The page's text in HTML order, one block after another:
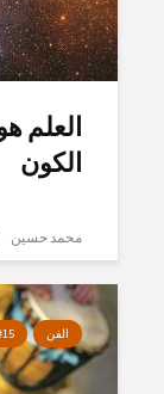
العلم
الكون
محمد حسين
الفن